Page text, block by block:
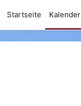
Startseite
Kalender